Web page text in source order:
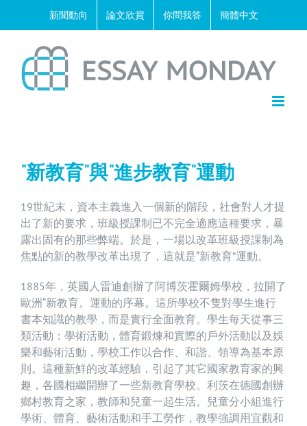
新聞動向 論文欣賞 你問我答 簡體中文
“新教育”與“進步教育”運動
19世紀末，資本主義進入一個新的階段，社會對人才提
出了新的要求，班級授課制已不完全適應這種要求，暴
露出固有的那些弊端。於是，一場以改革班級授課制為
焦點的新的教學改革出現了，這就是“新教育”運動。
1885年，英國人雷迪創辦了阿博茨霍爾姆學校，拉開了
歐洲“新教育。運動的序幕。這所學校不隻對學生進行
書本知識的教學，而是實行全面教育。學生每天從事三
類活動：學術活動，體育鍛煉和實際的戶外活動以及娛
樂和藝術活動，學校工作以合作、和諧、領導為基本原
則。這種新鮮的改革經驗，引起了其它國家教育家的興
趣，各國相繼開辦了一些新教育學校。利茨在德國創辦
鄉村教育之家，教師和兒童一起生活。兒童分小組進行
學術、體育、藝術活動和手工勞作，教學強調用宜觀和